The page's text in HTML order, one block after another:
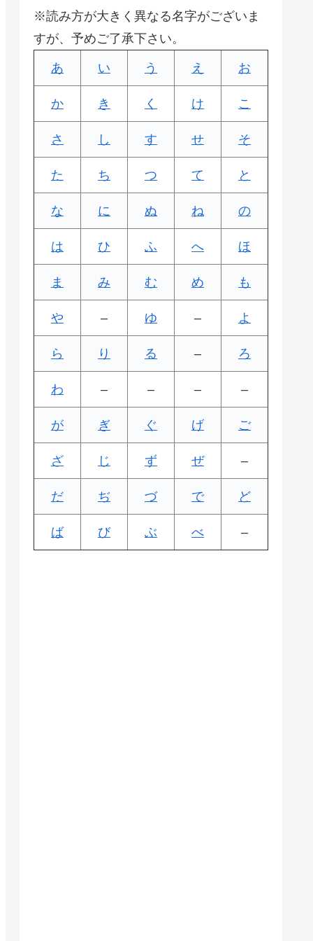
※読み方が大きく異なる名字がございま
すが、予めご了承下さい。
あ い う え お
か き く け こ
さ し す せ そ
た ち つ て と
な に ぬ ね の
は ひ ふ へ ほ
ま み む め も
や – ゆ – よ
ら り る – ろ
わ – – – –
が ぎ ぐ げ ご
ざ じ ず ぜ –
だ ぢ づ で ど
ば び ぶ べ –